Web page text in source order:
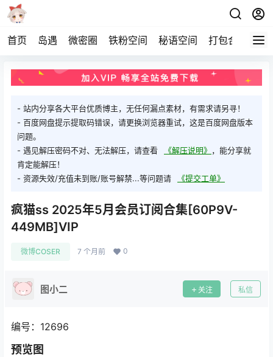
首页 岛遇 微密圈 铁粉空间 秘语空间 打包合集 关
- 站内分享各大平台优质博主，无任何漏点素材，有需求请另寻！
- 百度网盘提示提取码错误，请更换浏览器重试，这是百度网盘版本
问题。
- 遇见解压密码不对、无法解压，请查看
《解压说明》 ，能分享就
肯定能解压！
- 资源失效/充值未到账/账号解禁...等问题请
《提交工单》
疯猫ss 2025年5月会员订阅合集[60P9V-
449MB]VIP
微博COSER 7 个月前 0
图小二 关注 私信
编号：12696
预览图